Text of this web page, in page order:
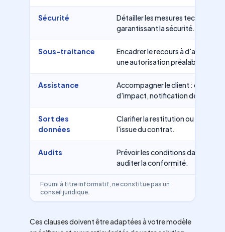
Sécurité
Détailler les mesures techniques
garantissant la sécurité.
Sous-traitance
Encadrer le recours à d'autres
une autorisation préalable.
Assistance
Accompagner le client : droits
d'impact, notification des
Sort des
données
Clarifier la restitution ou la
l'issue du contrat.
Audits
Prévoir les conditions dans
auditer la conformité.
Fourni à titre informatif, ne constitue pas un
conseil juridique.
Ces clauses doivent être adaptées à votre modèle